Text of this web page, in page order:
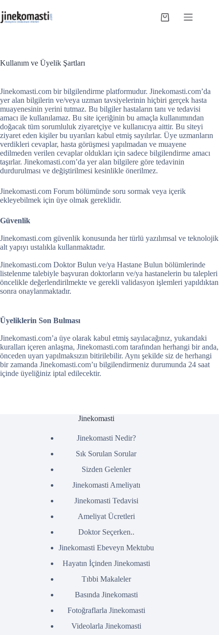
to
content
Shopping
Kullanım ve Üyelik Şartları
Jinekomasti.com bir bilgilendirme platformudur. Jinekomasti.com’da
yer alan bilgilerin ve/veya uzman tavsiyelerinin hiçbiri gerçek hasta
muayenesinin yerini tutmaz. Bu bilgiler hastaların tanı ve tedavisi
amacı ile kullanılamaz. Bu site içeriğinin bu amaçla kullanımından
doğacak tüm sorumluluk ziyaretçiye ve kullanıcıya aittir. Bu siteyi
ziyaret eden kişiler bu uyarıları kabul etmiş sayılırlar. Üye uzmanların
verdikleri cevaplar, hasta görüşmesi yapılmadan ve muayene
edilmeden verilen cevaplar oldukları için sadece bilgilendirme amacı
taşırlar. Jinekomasti.com’da yer alan bilgilere göre tedavinin
durdurulması ve değiştirilmesi kesinlikle önerilmez.
Jinekomasti.com Forum bölümünde soru sormak veya içerik
ekleyebilmek için üye olmak gereklidir.
Güvenlik
Jinekomasti.com güvenlik konusunda her türlü yazılımsal ve teknolojik
alt yapıyı ustalıkla kullanmaktadır.
Jinekomasti.com Doktor Bulun ve/ya Hastane Bulun bölümlerinde
listelenme talebiyle başvuran doktorların ve/ya hastanelerin bu talepleri
öncelikle değerlendirilmekte ve gerekli validasyon işlemleri yapıldıktan
sonra onaylanmaktadır.
Üyeliklerin Son Bulması
Jinekomasti.com’a üye olarak kabul etmiş sayılacağınız, yukarıdaki
kuralları içeren anlaşma, Jinekomasti.com tarafından herhangi bir anda,
önceden uyarı yapılmaksızın bitirilebilir. Aynı şekilde siz de herhangi
bir zamanda Jinekomasti.com’u bilgilendirmeniz durumunda 24 saat
içinde üyeliğiniz iptal edilecektir.
Jinekomasti
Jinekomasti Nedir?
Sık Sorulan Sorular
Sizden Gelenler
Jinekomasti Ameliyatı
Jinekomasti Tedavisi
Ameliyat Ücretleri
Doktor Seçerken..
Jinekomasti Ebeveyn Mektubu
Hayatın İçinden Jinekomasti
Tıbbi Makaleler
Basında Jinekomasti
Fotoğraflarla Jinekomasti
Videolarla Jinekomasti